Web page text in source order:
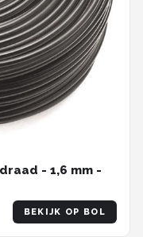
- 1,6 mm -
BEKIJK OP BOL